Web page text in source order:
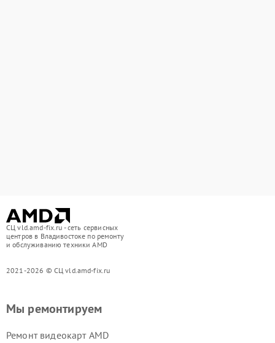
СЦ vld.amd-fix.ru - сеть сервисных
центров в Владивостоке по ремонту
и обслуживанию техники AMD
2021-2026 © СЦ vld.amd-fix.ru
Мы ремонтируем
Ремонт видеокарт AMD